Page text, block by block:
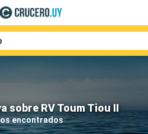
sobre RV Toum Tiou II
encontrados